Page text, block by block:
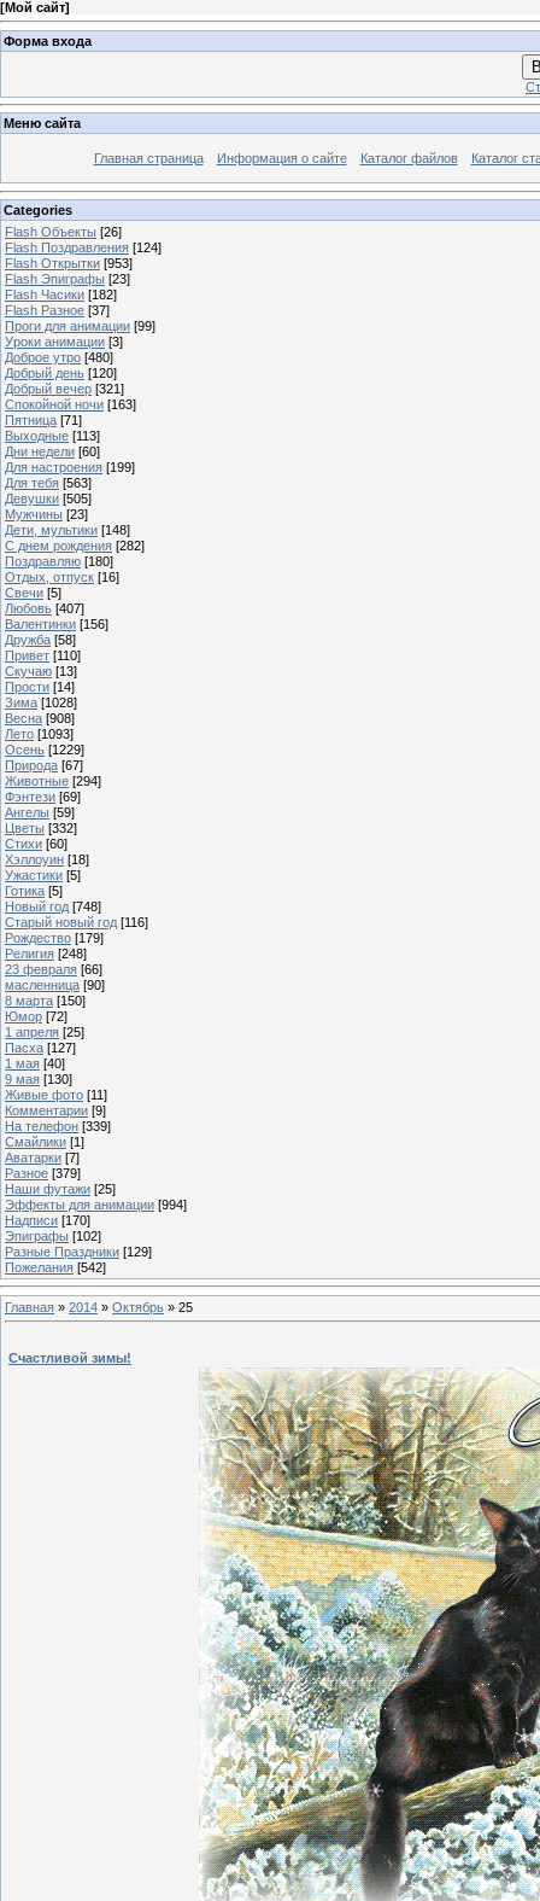
[Мой сайт]
Форма входа
Меню сайта
Главная страница Информация о сайте Каталог файлов Каталог
Categories
Flash Объекты [26]
Flash Поздравления [124]
Flash Открытки [953]
Flash Эпиграфы [23]
Flash Часики [182]
Flash Разное [37]
Проги для анимации [99]
Уроки анимации [3]
Доброе утро [480]
Добрый день [120]
Добрый вечер [321]
Спокойной ночи [163]
Пятница [71]
Выходные [113]
Дни недели [60]
Для настроения [199]
Для тебя [563]
Девушки [505]
Мужчины [23]
Дети, мультики [148]
С днем рождения [282]
Поздравляю [180]
Отдых, отпуск [16]
Свечи [5]
Любовь [407]
Валентинки [156]
Дружба [58]
Привет [110]
Скучаю [13]
Прости [14]
Зима [1028]
Весна [908]
Лето [1093]
Осень [1229]
Природа [67]
Животные [294]
Фэнтези [69]
Ангелы [59]
Цветы [332]
Стихи [60]
Хэллоуин [18]
Ужастики [5]
Готика [5]
Новый год [748]
Старый новый год [116]
Рождество [179]
Религия [248]
23 февраля [66]
масленница [90]
8 марта [150]
Юмор [72]
1 апреля [25]
Пасха [127]
1 мая [40]
9 мая [130]
Живые фото [11]
Комментарии [9]
На телефон [339]
Смайлики [1]
Аватарки [7]
Разное [379]
Наши футажи [25]
Эффекты для анимации [994]
Надписи [170]
Эпиграфы [102]
Разные Праздники [129]
Пожелания [542]
Главная » 2014 » Октябрь » 25
Счастливой зимы!